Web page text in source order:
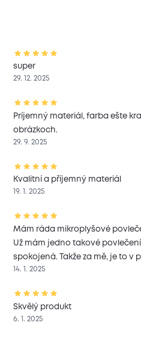
super
29. 12. 2025
Príjemný materiál, farba ešte
obrázkoch.
29. 9. 2025
Kvalitní a příjemný materiál
19. 1. 2025
Mám ráda mikroplyšové
Už mám jedno takové
spokojená. Takže za mě, je to v
14. 1. 2025
Skvělý produkt
6. 1. 2025